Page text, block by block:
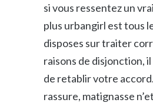
si vous ressentez un
plus urbangirl est tous
disposes sur traiter
raisons de disjonction,
de retablir votre
rassure, matignasse